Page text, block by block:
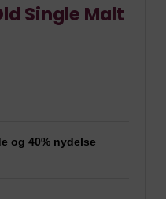
Single Malt
og 40% nydelse